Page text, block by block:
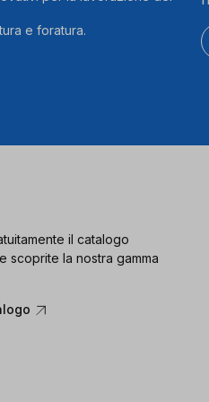
e foratura.
il catalogo
scoprite la nostra gamma